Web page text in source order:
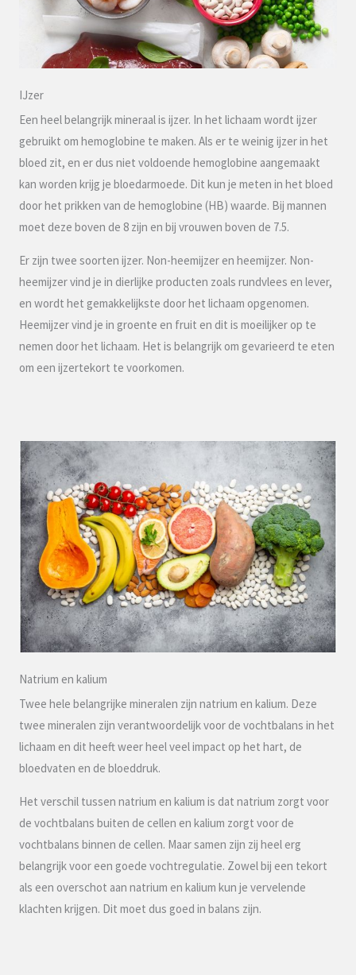
IJzer
Een heel belangrijk mineraal is ijzer. In het lichaam wordt ijzer
gebruikt om hemoglobine te maken. Als er te weinig ijzer in het
bloed zit, en er dus niet voldoende hemoglobine aangemaakt
kan worden krijg je bloedarmoede. Dit kun je meten in het bloed
door het prikken van de hemoglobine (HB) waarde. Bij mannen
moet deze boven de 8 zijn en bij vrouwen boven de 7.5.
Er zijn twee soorten ijzer. Non-heemijzer en heemijzer. Non-
heemijzer vind je in dierlijke producten zoals rundvlees en lever,
en wordt het gemakkelijkste door het lichaam opgenomen.
Heemijzer vind je in groente en fruit en dit is moeilijker op te
nemen door het lichaam. Het is belangrijk om gevarieerd te eten
om een ijzertekort te voorkomen.
Natrium en kalium
Twee hele belangrijke mineralen zijn natrium en kalium. Deze
twee mineralen zijn verantwoordelijk voor de vochtbalans in het
lichaam en dit heeft weer heel veel impact op het hart, de
bloedvaten en de bloeddruk.
Het verschil tussen natrium en kalium is dat natrium zorgt voor
de vochtbalans buiten de cellen en kalium zorgt voor de
vochtbalans binnen de cellen. Maar samen zijn zij heel erg
belangrijk voor een goede vochtregulatie. Zowel bij een tekort
als een overschot aan natrium en kalium kun je vervelende
klachten krijgen. Dit moet dus goed in balans zijn.